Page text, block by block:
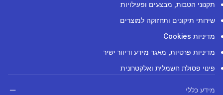
תקנוני הטבות, מבצעים ופעילויות
שירותי תיקונים ותחזוקה למוצרים
מדיניות Cookies
מדיניות פרטיות, מאגר מידע ודיוור ישיר
פינוי פסולת חשמלית ואלקטרונית
מידע כללי